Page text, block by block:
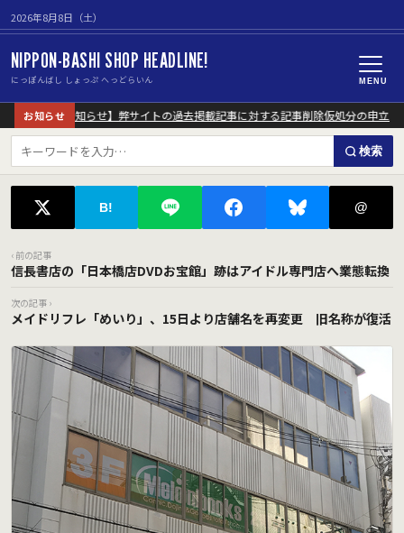
2026年8月8日（土）
NIPPON-BASHI SHOP HEADLINE!
にっぽんばし しょっぷ へっどらいん MENU
お知らせ
【重要なお知らせ】弊サイトの過去掲載記事に対する記事削除仮処分の申立につ
検索
B! @
‹ 前の記事
信長書店の「日本橋店DVDお宝館」跡はアイドル専門店へ業態転換
次の記事 ›
メイドリフレ「めいり」、15日より店舗名を再変更 旧名称が復活